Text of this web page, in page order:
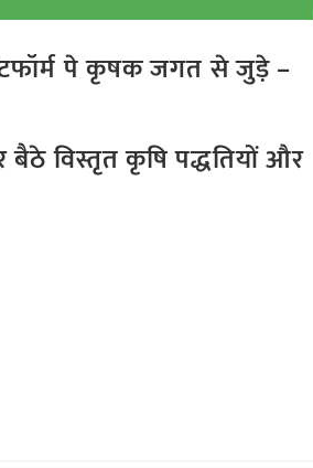
पे कृषक जगत से जुड़े –
विस्तृत कृषि पद्धतियों और